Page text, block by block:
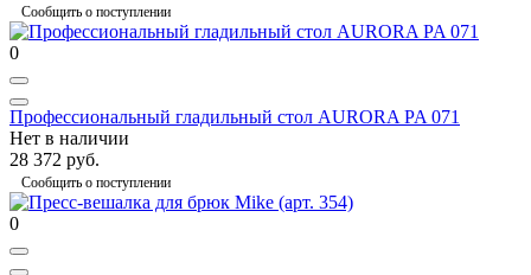
Сообщить о поступлении
0
Профессиональный гладильный стол AURORA PA 071
Нет в наличии
28 372 руб.
Сообщить о поступлении
0